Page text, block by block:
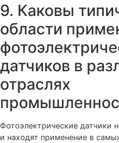
9. Каковы
области
датчиков в
отраслях
Фотоэлектрические датчики
и находят применение в